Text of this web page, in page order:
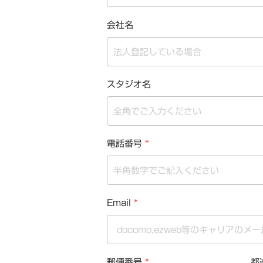
会社名
スタジオ名
電話番号*
Email *